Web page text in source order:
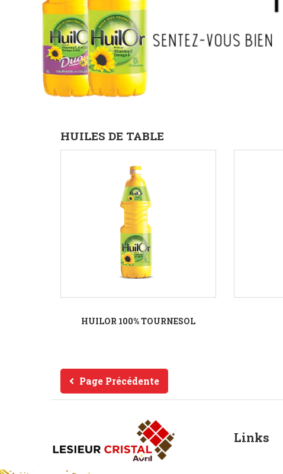
HUILES DE TABLE
HUILOR 100% TOURNESOL
Page Précédente
Links